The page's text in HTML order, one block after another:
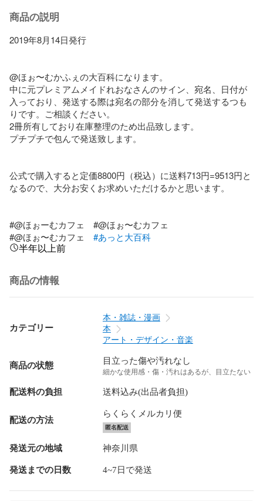
商品の説明
2019年8月14日発行
@ほぉ〜むかふぇの大百科になります。
中に元プレミアムメイドれおなさんのサイン、宛名、日付が
入っており、発送する際は宛名の部分を消して発送するつも
りです。ご相談ください。
2冊所有しており在庫整理のため出品致します。
プチプチで包んで発送致します。
公式で購入すると定価8800円（税込）に送料713円=9513円と
なるので、大分お安くお求めいただけるかと思います。
#@ほぉーむカフェ　#@ほぉ〜むカフェ
#@ほぉ〜むカフェ #あっと大百科
半年以上前
商品の情報
カテゴリー
本・雑誌・漫画
本
アート・デザイン・音楽
商品の状態 目立った傷や汚れなし
細かな使用感・傷・汚れはあるが、目立たない
配送料の負担 送料込み(出品者負担)
配送の方法
らくらくメルカリ便
匿名配送
発送元の地域 神奈川県
発送までの日数 4~7日で発送